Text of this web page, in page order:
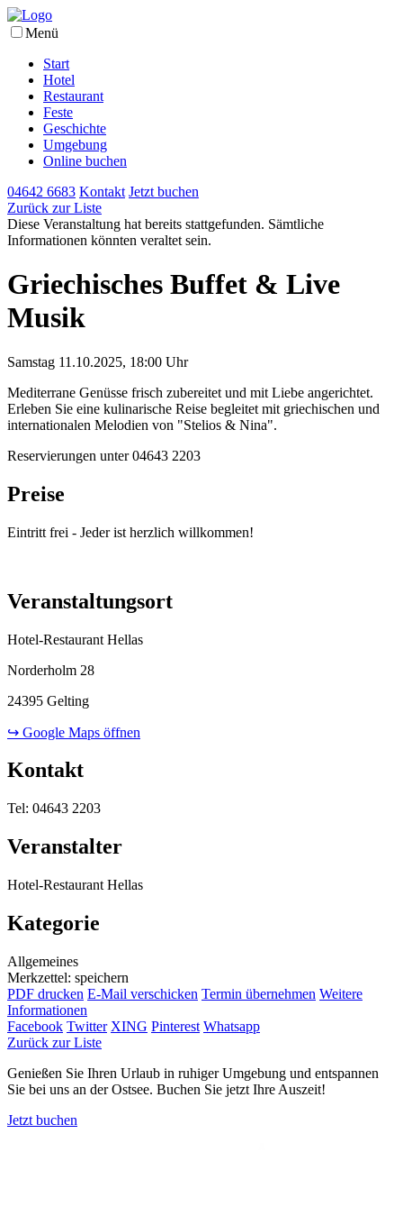
Menü
Start
Hotel
Restaurant
Feste
Geschichte
Umgebung
Online buchen
04642 6683 Kontakt Jetzt buchen
Zurück zur Liste
Diese Veranstaltung hat bereits stattgefunden. Sämtliche
Informationen könnten veraltet sein.
Griechisches Buffet & Live
Musik
Samstag 11.10.2025, 18:00 Uhr
Mediterrane Genüsse frisch zubereitet und mit Liebe angerichtet.
Erleben Sie eine kulinarische Reise begleitet mit griechischen und
internationalen Melodien von "Stelios & Nina".
Reservierungen unter 04643 2203
Preise
Eintritt frei - Jeder ist herzlich willkommen!
Veranstaltungsort
Hotel-Restaurant Hellas
Norderholm 28
24395 Gelting
↪ Google Maps öffnen
Kontakt
Tel: 04643 2203
Veranstalter
Hotel-Restaurant Hellas
Kategorie
Allgemeines
Merkzettel: speichern
PDF drucken E-Mail verschicken Termin übernehmen Weitere
Informationen
Facebook Twitter XING Pinterest Whatsapp
Zurück zur Liste
Genießen Sie Ihren Urlaub in ruhiger Umgebung und entspannen
Sie bei uns an der Ostsee. Buchen Sie jetzt Ihre Auszeit!
Jetzt buchen